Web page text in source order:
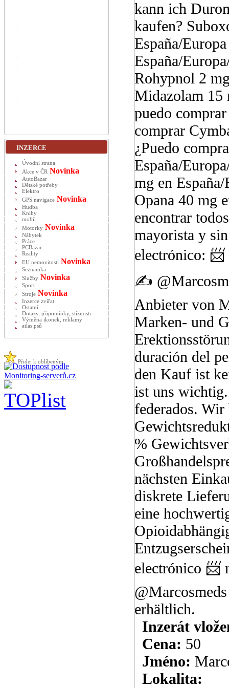
kann ich
kaufen?
España/
España/
Rohypnol 2
Midazolam 15
puedo
comprar
¿Puedo
España/
mg en
Opana 40 mg
encontrar
mayorista y
electrónico:
✍️
Anbieter von
Marken- und
duración del
den Kauf ist
ist uns
federados.
%
nächsten
diskrete
eine
electrónico 📨
erhältlich.
Inzerát
Cena: 50
Jméno:
Lokalita:
INZERCE
Úvodní strana
Akce v ČR Novinka
AutoBazar
Dětské potřeby
Elektro
GPS navigace Novinka
Hudba
Knihy
mobil
Motorky Novinka
Nábytek
Práce
PCBazar
Reality
EU nemovitosti Novinka
Seznamka
Služby Novinka
Sport
Stroje Novinka
Inzerce zvířat
Ostatní
Dotazy, připomínky, stížnosti
Výměna ikonek, reklamy
atlas psů
Přidej k oblíbeným